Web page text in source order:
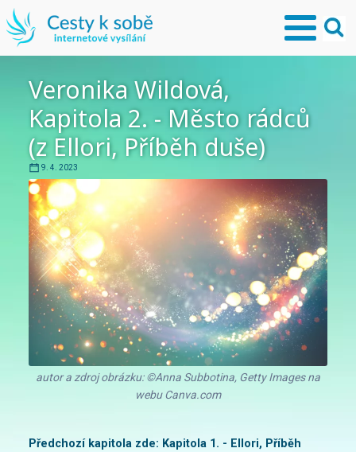
Veronika Wildová,
Kapitola 2. - Město rádců
(z Ellori, Příběh duše)
9. 4. 2023
autor a zdroj obrázku: ©Anna Subbotina, Getty Images na
webu Canva.com
Předchozí kapitola zde: Kapitola 1. - Ellori, Příběh